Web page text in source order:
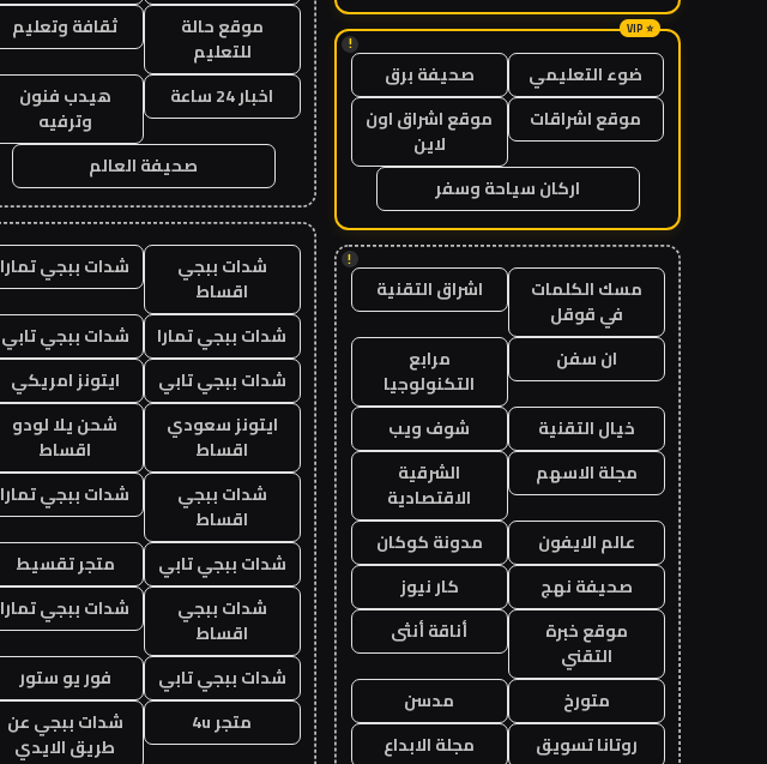
!
ضوء التعليمي
صحيفة برق
موقع اشراقات
موقع اشراق اون
لاين
اركان سياحة وسفر
!
مسك الكلمات
في قوقل
اشراق التقنية
ان سفن
مرابع
التكنولوجيا
خيال التقنية
شوف ويب
مجلة الاسهم
الشرقية
الاقتصادية
عالم الايفون
مدونة كوكان
صحيفة نهج
كار نيوز
موقع خبرة
التقني
أناقة أنثى
متورخ
مدسن
روتانا تسويق
مجلة الابداع
موقع حالة
للتعليم
ثقافة وتعليم
اخبار 24 ساعة
هيدب فنون
وترفيه
صحيفة العالم
شدات ببجي
اقساط
شدات ببجي تمارا
شدات ببجي تمارا
شدات ببجي تابي
شدات ببجي تابي
ايتونز امريكي
ايتونز سعودي
اقساط
شحن يلا لودو
اقساط
شدات ببجي
اقساط
شدات ببجي تمارا
شدات ببجي تابي
متجر تقسيط
شدات ببجي
اقساط
شدات ببجي تمارا
شدات ببجي تابي
فور يو ستور
متجر 4u
شدات ببجي عن
طريق الايدي